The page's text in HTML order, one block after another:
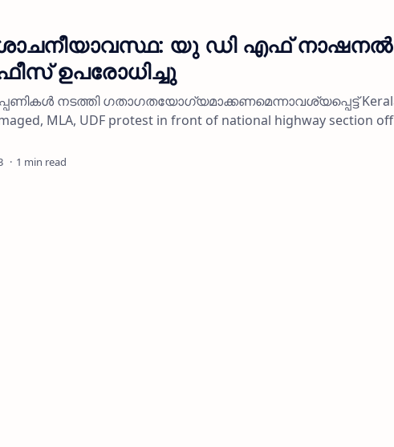
യു ഡി എഫ് നാഷനല്‍
ഉപരോധിച്ചു
നടത്തി ഗതാഗതയോഗ്യമാക്കണമെന്നാവശ്യപ്പെട്ട്
MLA, UDF protest in front of national highway section
1 min read